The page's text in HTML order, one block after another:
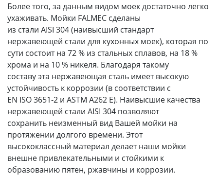
Более того, за данным видом моек достаточно легко
ухаживать. Мойки FALMEC сделаны
из стали AISI 304 (наивысший стандарт
нержавеющей стали для кухонных моек), которая по
сути состоит на 72 % из стальных сплавов, на 18 %
хрома и на 10 % никеля. Благодаря такому
составу эта нержавеющая сталь имеет высокую
устойчивость к коррозии (в соответствии с
EN ISO 3651-2 и ASTM A262 E). Наивысшие качества
нержавеющей стали AISI 304 позволяют
сохранить неизменный вид Вашей мойки на
протяжении долгого времени. Этот
высококлассный материал делает наши мойки
внешне привлекательными и стойкими к
образованию пятен, ржавчины и коррозии.